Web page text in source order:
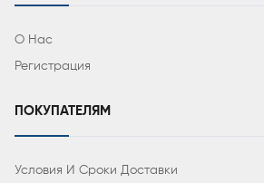
О Нас
Регистрация
ПОКУПАТЕЛЯМ
Условия И Сроки Доставки